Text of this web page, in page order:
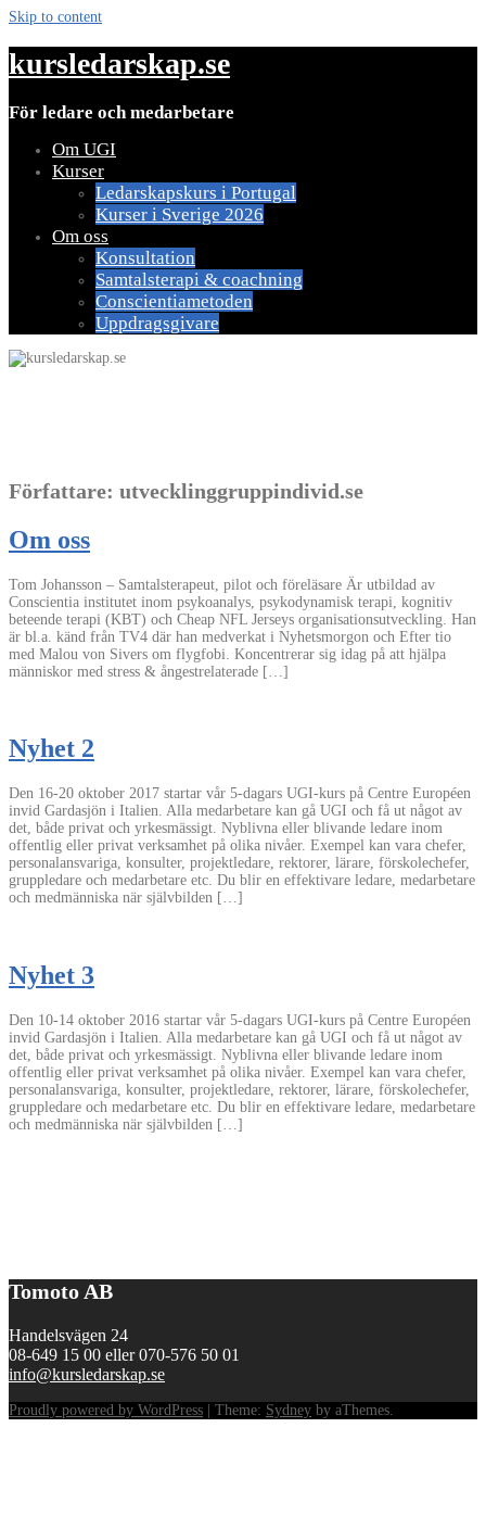
Skip to content
kursledarskap.se
För ledare och medarbetare
Om UGI
Kurser
Ledarskapskurs i Portugal
Kurser i Sverige 2026
Om oss
Konsultation
Samtalsterapi & coachning
Conscientiametoden
Uppdragsgivare
Författare: utvecklinggruppindivid.se
Om oss
Tom Johansson – Samtalsterapeut, pilot och föreläsare Är utbildad av
Conscientia institutet inom psykoanalys, psykodynamisk terapi, kognitiv
beteende terapi (KBT) och Cheap NFL Jerseys organisationsutveckling. Han
är bl.a. känd från TV4 där han medverkat i Nyhetsmorgon och Efter tio
med Malou von Sivers om flygfobi. Koncentrerar sig idag på att hjälpa
människor med stress & ångestrelaterade […]
Nyhet 2
Den 16-20 oktober 2017 startar vår 5-dagars UGI-kurs på Centre Européen
invid Gardasjön i Italien. Alla medarbetare kan gå UGI och få ut något av
det, både privat och yrkesmässigt. Nyblivna eller blivande ledare inom
offentlig eller privat verksamhet på olika nivåer. Exempel kan vara chefer,
personalansvariga, konsulter, projektledare, rektorer, lärare, förskolechefer,
gruppledare och medarbetare etc. Du blir en effektivare ledare, medarbetare
och medmänniska när självbilden […]
Nyhet 3
Den 10-14 oktober 2016 startar vår 5-dagars UGI-kurs på Centre Européen
invid Gardasjön i Italien. Alla medarbetare kan gå UGI och få ut något av
det, både privat och yrkesmässigt. Nyblivna eller blivande ledare inom
offentlig eller privat verksamhet på olika nivåer. Exempel kan vara chefer,
personalansvariga, konsulter, projektledare, rektorer, lärare, förskolechefer,
gruppledare och medarbetare etc. Du blir en effektivare ledare, medarbetare
och medmänniska när självbilden […]
Tomoto AB
Handelsvägen 24
08-649 15 00 eller 070-576 50 01
info@kursledarskap.se
Proudly powered by WordPress Theme: Sydney by aThemes.